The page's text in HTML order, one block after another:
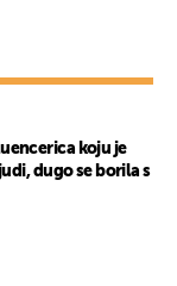
koju je
dugo se borila s